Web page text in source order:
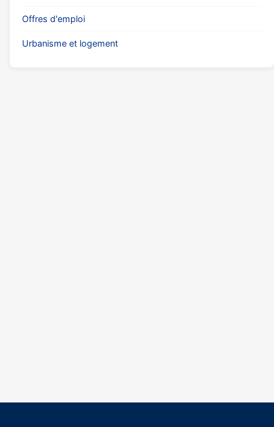
Offres d'emploi
Urbanisme et logement